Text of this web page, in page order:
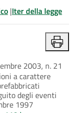
|Iter della legge
2003, n. 21
a carattere
degli eventi
1997